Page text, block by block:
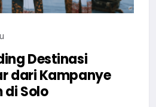
Destinasi
dari Kampanye
di Solo